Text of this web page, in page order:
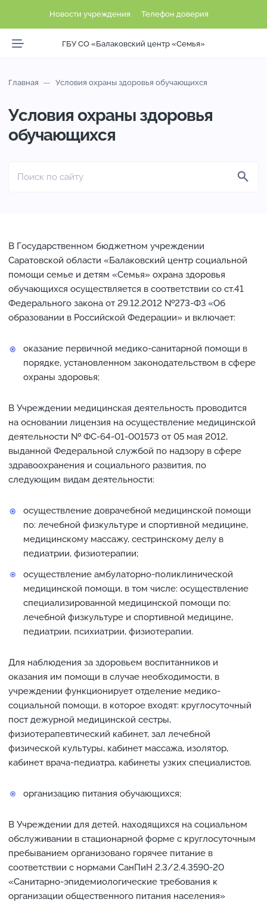
Новости учреждения Телефон доверия
ГБУ СО «Балаковский центр «Семья»
Главная Условия охраны здоровья обучающихся
Условия охраны здоровья
обучающихся
В Государственном бюджетном учреждении
Саратовской области «Балаковский центр социальной
помощи семье и детям «Семья» охрана здоровья
обучающихся осуществляется в соответствии со ст.41
Федерального закона от 29.12.2012 №273-ФЗ «Об
образовании в Российской Федерации» и включает:
оказание первичной медико-санитарной помощи в
порядке, установленном законодательством в сфере
охраны здоровья;
В Учреждении медицинская деятельность проводится
на основании лицензия на осуществление медицинской
деятельности № ФС-64-01-001573 от 05 мая 2012,
выданной Федеральной службой по надзору в сфере
здравоохранения и социального развития, по
следующим видам деятельности:
осуществление доврачебной медицинской помощи
по: лечебной физкультуре и спортивной медицине,
медицинскому массажу, сестринскому делу в
педиатрии, физиотерапии;
осуществление амбулаторно-поликлинической
медицинской помощи, в том числе: осуществление
специализированной медицинской помощи по:
лечебной физкультуре и спортивной медицине,
педиатрии, психиатрии, физиотерапии.
Для наблюдения за здоровьем воспитанников и
оказания им помощи в случае необходимости, в
учреждении функционирует отделение медико-
социальной помощи, в которое входят: круглосуточный
пост дежурной медицинской сестры,
физиотерапевтический кабинет, зал лечебной
физической культуры, кабинет массажа, изолятор,
кабинет врача-педиатра, кабинеты узких специалистов.
организацию питания обучающихся;
В Учреждении для детей, находящихся на социальном
обслуживании в стационарной форме с круглосуточным
пребыванием организовано горячее питание в
соответствии с нормами СанПиН 2.3/2.4.3590-20
«Санитарно-эпидемиологические требования к
организации общественного питания населения»